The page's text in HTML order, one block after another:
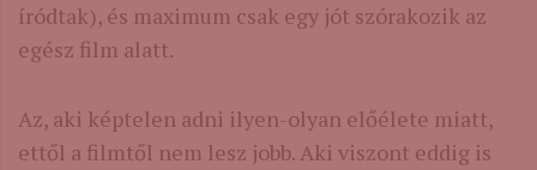
íródtak), és maximum csak egy jót szórakozik az
egész film alatt.
Az, aki képtelen adni ilyen-olyan előélete miatt,
ettől a filmtől nem lesz jobb. Aki viszont eddig is